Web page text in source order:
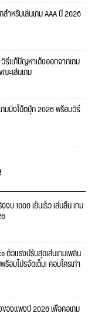
ำหรับเล่นเกม AAA ปี 2026
ธีแก้ปัญหาเด้งออกจากเกม
ะเล่นเกม
มมิ่งโน้ตบุ๊ก 2026 พร้อมวิธี
บ 1000 เย็นเร็ว เล่นลื่น เกม
ตัวแรงปรับสุดเล่นเกมเพลิน
อมโปรจัดเต็ม! คอมใครเก่า
องแพงปี 2026 เพื่อคอเกม